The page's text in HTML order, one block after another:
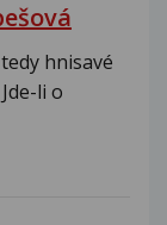
hnisavé
li o